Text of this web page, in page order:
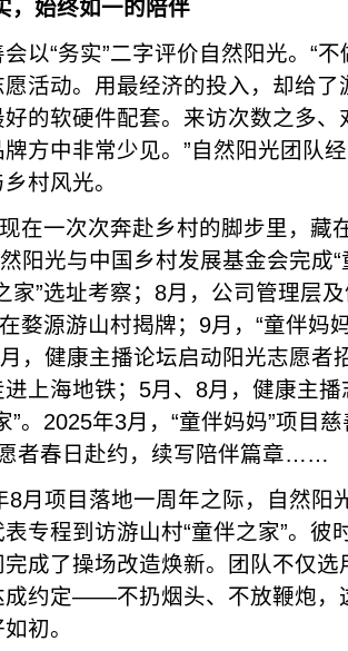
，始终如一的陪伴
以“务实”二字评价自然阳光。“
活动。用最经济的投入，却给
的软硬件配套。来访次数之多
方中非常少见。”自然阳光团队
村风光。
在一次次奔赴乡村的脚步里，藏
阳光与中国乡村发展基金会完成
家”选址考察；8月，公司管理层
婺源游山村揭牌；9月，“童伴妈
，健康主播论坛启动阳光志愿者
上海地铁；5月、8月，健康主
”。2025年3月，“童伴妈妈”项目
者春日赴约，续写陪伴篇章……
8月项目落地一周年之际，自然阳
专程到访游山村“童伴之家”。彼
成了操场改造焕新。团队不仅
成约定——不扔烟头、不放鞭炮，
初。